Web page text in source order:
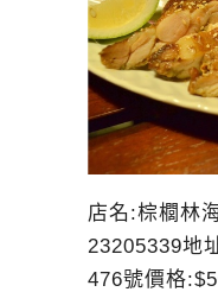
店名:棕櫚林
23205339地
476號價格